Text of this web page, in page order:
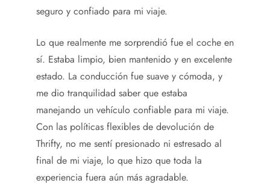
seguro y confiado para mi viaje.
Lo que realmente me sorprendió fue el coche en
sí. Estaba limpio, bien mantenido y en excelente
estado. La conducción fue suave y cómoda, y
me dio tranquilidad saber que estaba
manejando un vehículo confiable para mi viaje.
Con las políticas flexibles de devolución de
Thrifty, no me sentí presionado ni estresado al
final de mi viaje, lo que hizo que toda la
experiencia fuera aún más agradable.